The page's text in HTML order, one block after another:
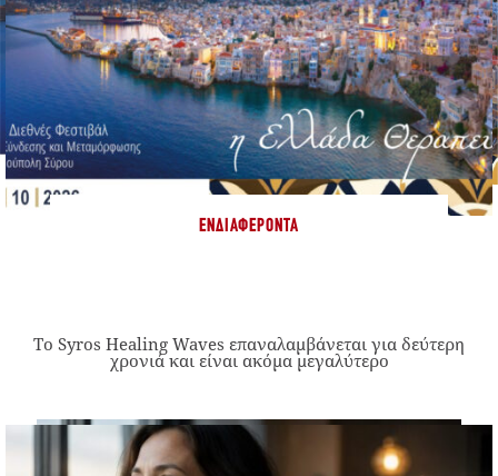
ΕΝΔΙΑΦΈΡΟΝΤΑ
Το Syros Healing Waves επαναλαμβάνεται για δεύτερη
χρονιά και είναι ακόμα μεγαλύτερο